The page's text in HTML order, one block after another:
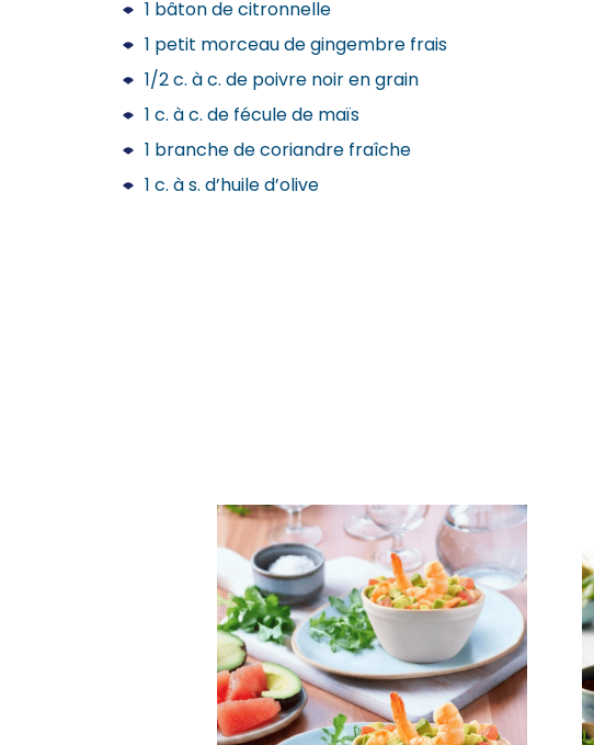
1 bâton de citronnelle
1 petit morceau de gingembre frais
1/2 c. à c. de poivre noir en grain
1 c. à c. de fécule de maïs
1 branche de coriandre fraîche
1 c. à s. d’huile d’olive